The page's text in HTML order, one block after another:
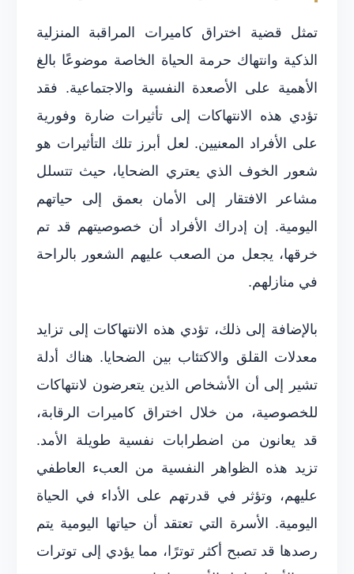
تمثل قضية اختراق كاميرات المراقبة المنزلية
الذكية وانتهاك حرمة الحياة الخاصة موضوعًا بالغ
الأهمية على الأصعدة النفسية والاجتماعية. فقد
تؤدي هذه الانتهاكات إلى تأثيرات ضارة وفورية
على الأفراد المعنيين. لعل أبرز تلك التأثيرات هو
شعور الخوف الذي يعتري الضحايا، حيث تتسلل
مشاعر الافتقار إلى الأمان بعمق إلى حياتهم
اليومية. إن إدراك الأفراد أن خصوصيتهم قد تم
خرقها، يجعل من الصعب عليهم الشعور بالراحة
في منازلهم.
بالإضافة إلى ذلك، تؤدي هذه الانتهاكات إلى تزايد
معدلات القلق والاكتئاب بين الضحايا. هناك أدلة
تشير إلى أن الأشخاص الذين يتعرضون لانتهاكات
للخصوصية، من خلال اختراق كاميرات الرقابة،
قد يعانون من اضطرابات نفسية طويلة الأمد.
تزيد هذه الظواهر النفسية من العبء العاطفي
عليهم، وتؤثر في قدرتهم على الأداء في الحياة
اليومية. الأسرة التي تعتقد أن حياتها اليومية يتم
رصدها قد تصبح أكثر توترًا، مما يؤدي إلى توترات